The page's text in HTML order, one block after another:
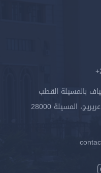
بالمسيلة القطب
الجامعي، طريق برج بوعريريج، المسيلة 28000